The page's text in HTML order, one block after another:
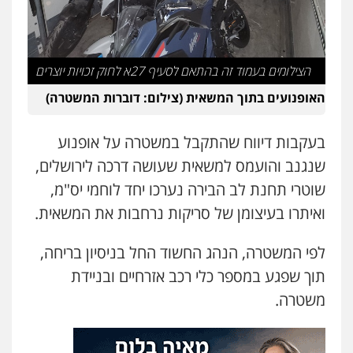
אייל בן שושן, עורך דין פלילי
פלילי מעצרים וחקירות פשיעה חמורה
נוער רישום פלילי
0522763105
עו"ד שלומי שרון
0547342002
עו"ד אלון קריטי
פלילי כלכלי אלימות סמים מעצרים
עו"ד זוהר ארבל
0538788878
הצילומים בעמוד זה בהתאם לסעיף 27א לחוק זכויות יוצרים
האופנועים בתוך המשאית (צילום: דוברות המשטרה)
בעקבות דיווח שהתקבל במשטרה על אופנוע
שנגנב והועמס למשאית שעושה דרכה לירושלים,
שוטרי תחנת לב הבירה נערכו יחד לוחמי יס"מ,
ואיתרו בעיצומן של סריקות נרחבות את המשאית.
לפי המשטרה, הנהג החשוד החל בניסיון בריחה,
תוך שפגע במספר כלי רכב אזרחיים ובניידת
משטרה.